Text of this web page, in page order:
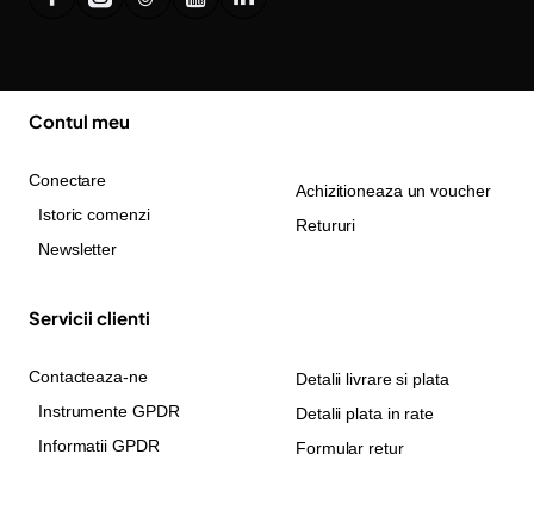
Contul meu
Conectare
Istoric comenzi
Newsletter
Achizitioneaza un voucher
Retururi
Servicii clienti
Contacteaza-ne
Instrumente GPDR
Informatii GPDR
Detalii livrare si plata
Detalii plata in rate
Formular retur